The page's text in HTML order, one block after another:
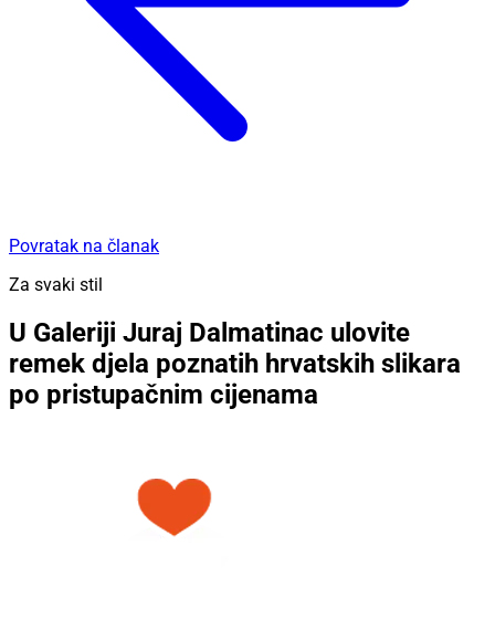
Povratak na članak
Za svaki stil
U Galeriji Juraj Dalmatinac ulovite
remek djela poznatih hrvatskih slikara
po pristupačnim cijenama